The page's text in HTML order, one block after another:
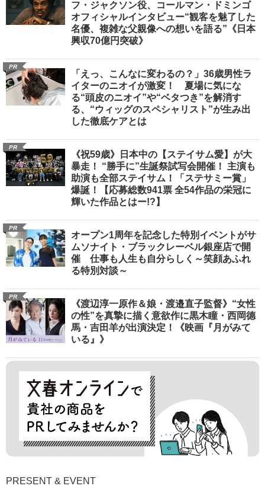
フ・ジャクソン役、コールマン・ドミンゴ
オフィシャルインタビュー“観客を魅了した
名優、複雑な父親像への想いを語る”《日本
興収70億円突破》
PR
「えっ、こんなに変わるの？」36歳男性ラ
イターのニオイが激変！ 夏場に気にな
る“頭皮のニオイ”や“ベタつき”を解消す
る、“ウィッグのスペシャリスト”が生み出
した徹底ケアとは
PR
《祝59歳》日本中の【ステイサム愛】が大
暴走！ “勝手に”生誕祭試写会開催！ 主演も
助演も全部ステイサム！「ステサミー賞」
爆誕！【応募総数941票 全54作品の栄冠に
輝いた作品とはー!?】
PR
オープン1周年を記念した特別イベントがサ
ムソナイト・ブラックレーベル銀座店で開
催 仕事も人生も自分らしく～笑顔あふれ
る特別対談～
PR
《渡辺淳一原作＆娘・渡邉直子監督》“女性
の性”を真摯に描く意欲作に黒木瞳・西岡德
馬・吉田羊が出演決定！《映画『月がみて
いる』》
PRESENT & EVENT